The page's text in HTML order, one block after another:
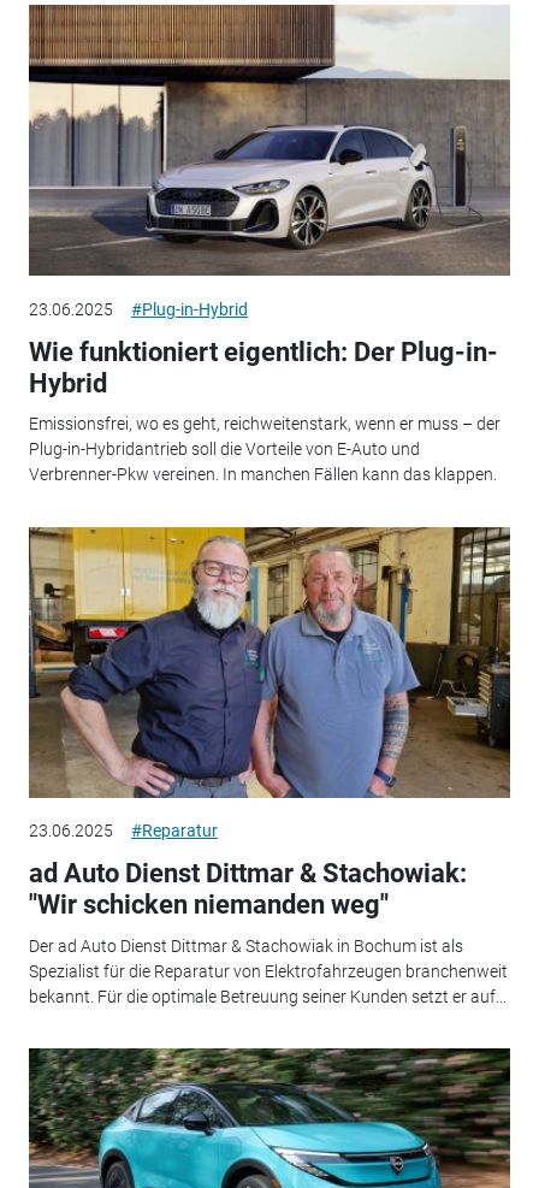
23.06.2025 #Plug-in-Hybrid
Wie funktioniert eigentlich: Der Plug-in-
Hybrid
Emissionsfrei, wo es geht, reichweitenstark, wenn er muss – der
Plug-in-Hybridantrieb soll die Vorteile von E-Auto und
Verbrenner-Pkw vereinen. In manchen Fällen kann das klappen.
23.06.2025 #Reparatur
ad Auto Dienst Dittmar & Stachowiak:
"Wir schicken niemanden weg"
Der ad Auto Dienst Dittmar & Stachowiak in Bochum ist als
Spezialist für die Reparatur von Elektrofahrzeugen branchenweit
bekannt. Für die optimale Betreuung seiner Kunden setzt er auf...